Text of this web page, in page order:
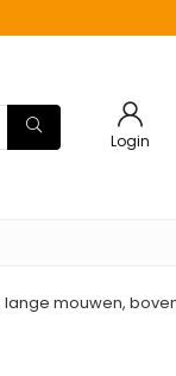
Login
mouwen,